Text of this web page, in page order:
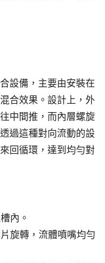
設備，主要由安裝在
合效果。設計上，外
中間推，而內層螺旋
過這種對向流動的設
回循環，達到均勻對
內。
旋轉，流體噴嘴均勻